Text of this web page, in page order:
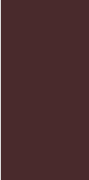
partir de um
notificação de
podendo ser
determinada
apuração de
Processo
apresentar